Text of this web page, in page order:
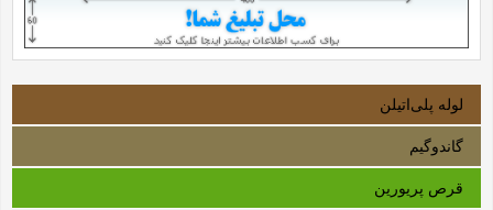
لوله‌ پلی‌اتیلن
گاندوگیم
قرص پریورین